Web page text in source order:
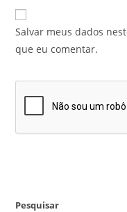
Salvar meus dados
que eu comentar.
Pesquisar